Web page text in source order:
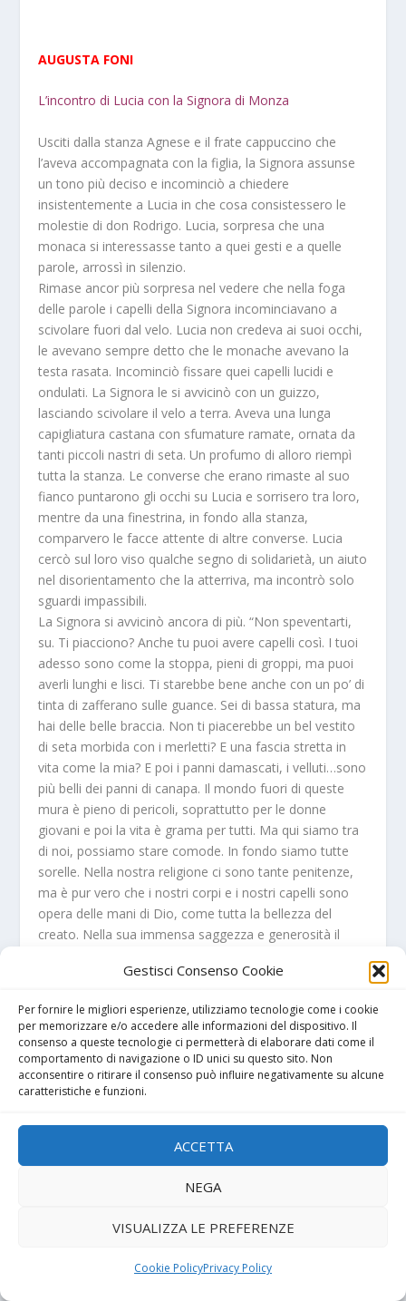
Gestisci Consenso Cookie
Per fornire le migliori esperienze, utilizziamo tecnologie come i cookie
per memorizzare e/o accedere alle informazioni del dispositivo. Il
consenso a queste tecnologie ci permetterà di elaborare dati come il
comportamento di navigazione o ID unici su questo sito. Non
acconsentire o ritirare il consenso può influire negativamente su alcune
caratteristiche e funzioni.
ACCETTA
NEGA
VISUALIZZA LE PREFERENZE
Cookie PolicyPrivacy Policy
AUGUSTA FONI
L’incontro di Lucia con la Signora di Monza
Usciti dalla stanza Agnese e il frate cappuccino che
l’aveva accompagnata con la figlia, la Signora assunse
un tono più deciso e incominciò a chiedere
insistentemente a Lucia in che cosa consistessero le
molestie di don Rodrigo. Lucia, sorpresa che una
monaca si interessasse tanto a quei gesti e a quelle
parole, arrossì in silenzio.
Rimase ancor più sorpresa nel vedere che nella foga
delle parole i capelli della Signora incominciavano a
scivolare fuori dal velo. Lucia non credeva ai suoi occhi,
le avevano sempre detto che le monache avevano la
testa rasata. Incominciò fissare quei capelli lucidi e
ondulati. La Signora le si avvicinò con un guizzo,
lasciando scivolare il velo a terra. Aveva una lunga
capigliatura castana con sfumature ramate, ornata da
tanti piccoli nastri di seta. Un profumo di alloro riempì
tutta la stanza. Le converse che erano rimaste al suo
fianco puntarono gli occhi su Lucia e sorrisero tra loro,
mentre da una finestrina, in fondo alla stanza,
comparvero le facce attente di altre converse. Lucia
cercò sul loro viso qualche segno di solidarietà, un aiuto
nel disorientamento che la atterriva, ma incontrò solo
sguardi impassibili.
La Signora si avvicinò ancora di più. “Non speventarti,
su. Ti piacciono? Anche tu puoi avere capelli così. I tuoi
adesso sono come la stoppa, pieni di groppi, ma puoi
averli lunghi e lisci. Ti starebbe bene anche con un po’ di
tinta di zafferano sulle guance. Sei di bassa statura, ma
hai delle belle braccia. Non ti piacerebbe un bel vestito
di seta morbida con i merletti? E una fascia stretta in
vita come la mia? E poi i panni damascati, i velluti…sono
più belli dei panni di canapa. Il mondo fuori di queste
mura è pieno di pericoli, soprattutto per le donne
giovani e poi la vita è grama per tutti. Ma qui siamo tra
di noi, possiamo stare comode. In fondo siamo tutte
sorelle. Nella nostra religione ci sono tante penitenze,
ma è pur vero che i nostri corpi e i nostri capelli sono
opera delle mani di Dio, come tutta la bellezza del
creato. Nella sua immensa saggezza e generosità il
rinforza nella fede e ci conforta con grande
conoscenze, nobiluomini di rango che vengono al
convento per le loro devozioni da tutta Monza e
persino dal circondario di Brugherio. Sono tutti molto
generosi e indulgenti con i nostri capricci piccoli e
grandi. Noi prepariamo per loro tanti dolcetti con le
mandorle e l’acqua di arancio e mangiamo insieme,
ridiamo insieme con la musica che sembra suonata
dagli angeli.”
“Abbiate pietà di me, grande Signora, sento tante
tirarsi fuori dal discorso e uscire dalla stanza. Riuscì a
poi sono promessa a un bravo giovane….” La Signora